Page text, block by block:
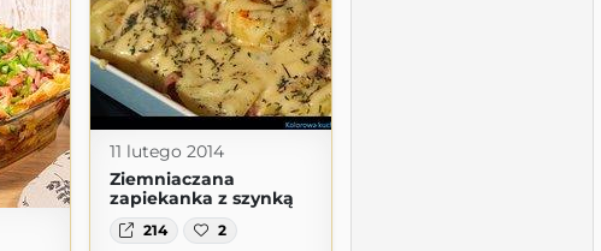
11 lutego 2014
Ziemniaczana
zapiekanka z szynką
214 2